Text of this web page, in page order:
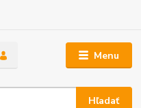
Menu
Hľadať